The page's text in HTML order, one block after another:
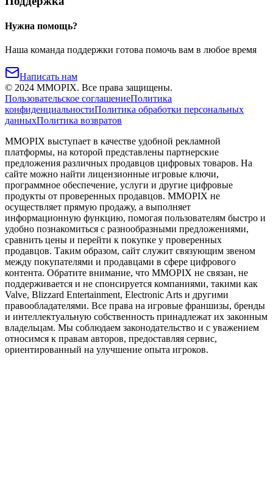
Нужна помощь?
Наша команда поддержки готова помочь вам в любое время
Написать нам
© 2024 MMOPIX. Все права защищены.
Пользовательское соглашениеПолитика
конфиденциальностиПолитика обработки персональных
данныхПолитика возвратов
MMOPIX выступает в качестве удобной рекламной
платформы, на которой представлены партнерские
предложения различных продавцов цифровых товаров. На
сайте можно найти лицензионные игровые ключи,
программное обеспечение, услуги и другие цифровые
продукты от проверенных продавцов. MMOPIX не
осуществляет прямую продажу, а выполняет
информационную функцию, помогая пользователям быстро и
удобно познакомиться с разнообразными предложениями,
сравнить цены и перейти к покупке у проверенных
продавцов. Таким образом, сайт служит связующим звеном
между покупателями и продавцами в сфере цифрового
контента. Обратите внимание, что MMOPIX не связан, не
поддерживается и не спонсируется компаниями, такими как
Valve, Blizzard Entertainment, Electronic Arts и другими
правообладателями. Все права на игровые франшизы, бренды
и интеллектуальную собственность принадлежат их законным
владельцам. Мы соблюдаем законодательство и с уважением
относимся к правам авторов, предоставляя сервис,
ориентированный на улучшение опыта игроков.